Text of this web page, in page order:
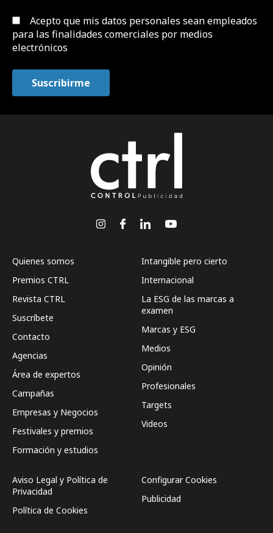
Acepto que mis datos personales sean empleados
para las finalidades comerciales por medios
electrónicos
Quienes somos
Premios CTRL
Revista CTRL
Suscríbete
Contacto
Agencias
Área de expertos
Campañas
Empresas y Negocios
Festivales y premios
Formación y estudios
Intangible pero cierto
Internacional
La ESG de las marcas a
examen
Marcas y ESG
Medios
Opinión
Profesionales
Targets
Videos
Aviso Legal y Política de
Privacidad
Política de Cookies
Configurar Cookies
Publicidad